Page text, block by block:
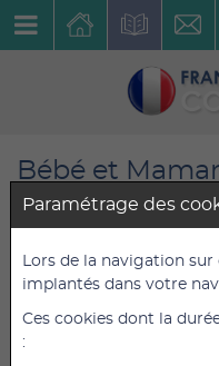
Bébé et
Couches Bébés
Pack de
Bambo
Réf. : PBNT2
Paramétrage des
Lors de la navigation sur
implantés dans votre
Ces cookies dont la
: